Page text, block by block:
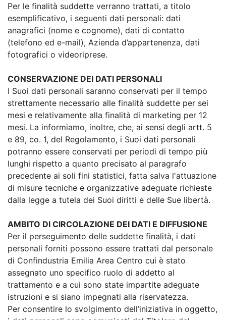
Per le finalità suddette verranno trattati, a titolo
esemplificativo, i seguenti dati personali: dati
anagrafici (nome e cognome), dati di contatto
(telefono ed e-mail), Azienda d’appartenenza, dati
fotografici o videoriprese.
CONSERVAZIONE DEI DATI PERSONALI
I Suoi dati personali saranno conservati per il tempo
strettamente necessario alle finalità suddette per sei
mesi e relativamente alla finalità di marketing per 12
mesi. La informiamo, inoltre, che, ai sensi degli artt. 5
e 89, co. 1, del Regolamento, i Suoi dati personali
potranno essere conservati per periodi di tempo più
lunghi rispetto a quanto precisato al paragrafo
precedente ai soli fini statistici, fatta salva l'attuazione
di misure tecniche e organizzative adeguate richieste
dalla legge a tutela dei Suoi diritti e delle Sue libertà.
AMBITO DI CIRCOLAZIONE DEI DATI E DIFFUSIONE
Per il perseguimento delle suddette finalità, i dati
personali forniti possono essere trattati dal personale
di Confindustria Emilia Area Centro cui è stato
assegnato uno specifico ruolo di addetto al
trattamento e a cui sono state impartite adeguate
istruzioni e si siano impegnati alla riservatezza.
Per consentire lo svolgimento dell’iniziativa in oggetto,